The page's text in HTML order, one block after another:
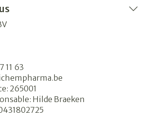
11 63
265001
Hilde Braeken